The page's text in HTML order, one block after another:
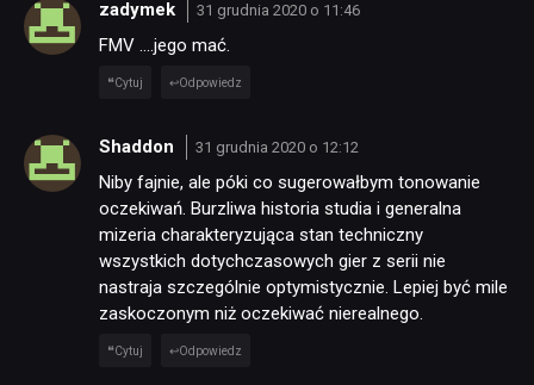
zadymek 31 grudnia 2020 o 11:46
FMV ….jego mać.
Cytuj Odpowiedz
Shaddon 31 grudnia 2020 o 12:12
Niby fajnie, ale póki co sugerowałbym tonowanie
oczekiwań. Burzliwa historia studia i generalna
mizeria charakteryzująca stan techniczny
wszystkich dotychczasowych gier z serii nie
nastraja szczególnie optymistycznie. Lepiej być mile
zaskoczonym niż oczekiwać nierealnego.
Cytuj Odpowiedz